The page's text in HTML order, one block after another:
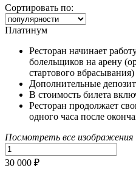
Сортировать по:
Платинум
Ресторан начинает
болельщиков на арену
стартового вбрасывания)
Дополнительные
В стоимость билета
Ресторан продолжает
одного часа после
Посмотреть все изображения
30 000 ₽